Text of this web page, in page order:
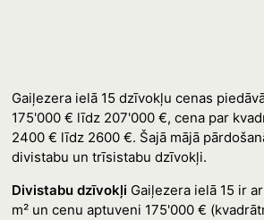
Gaiļezera ielā 15 dzīvokļu cenas
175'000 € līdz 207'000 €, cena par
2400 € līdz 2600 €. Šajā mājā
divistabu un trīsistabu dzīvokļi.
Divistabu dzīvokļi Gaiļezera ielā 15 ir
m² un cenu aptuveni 175'000 €